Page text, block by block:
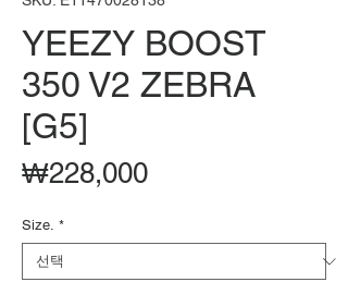
YEEZY BOOST
350 V2 ZEBRA
[G5]
₩228,000가
Size. *